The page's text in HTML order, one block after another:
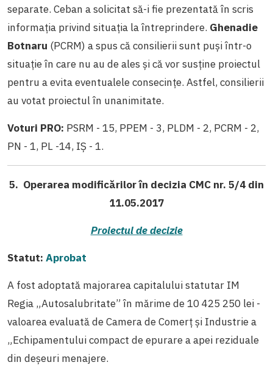
separate. Ceban a solicitat să-i fie prezentată în scris
informația privind situația la întreprindere. Ghenadie
Botnaru (PCRM) a spus că consilierii sunt puși într-o
situație în care nu au de ales și că vor susține proiectul
pentru a evita eventualele consecințe. Astfel, consilierii
au votat proiectul în unanimitate.
Voturi PRO: PSRM - 15, PPEM - 3, PLDM - 2, PCRM - 2,
PN - 1, PL -14, IȘ - 1.
5. Operarea modificărilor în decizia CMC nr. 5/4 din
11.05.2017
Proiectul de decizie
Statut: Aprobat
A fost adoptată majorarea capitalului statutar IM
Regia „Autosalubritate” în mărime de 10 425 250 lei -
valoarea evaluată de Camera de Comerţ şi Industrie a
„Echipamentului compact de epurare a apei reziduale
din deşeuri menajere.